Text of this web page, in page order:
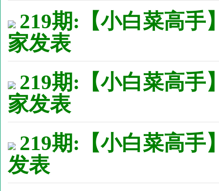
219期:【小白菜高手
家发表
219期:【小白菜高手
家发表
219期:【小白菜高手
发表